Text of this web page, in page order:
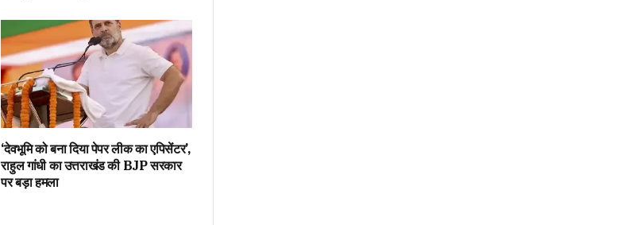
‘देवभूमि को बना दिया पेपर लीक का एपिसेंटर’,
राहुल गांधी का उत्तराखंड की BJP सरकार
पर बड़ा हमला